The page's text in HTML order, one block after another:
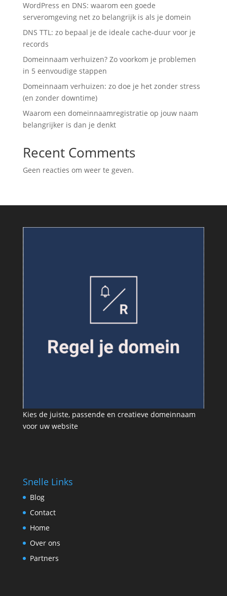
WordPress en DNS: waarom een goede
serveromgeving net zo belangrijk is als je domein
DNS TTL: zo bepaal je de ideale cache-duur voor je
records
Domeinnaam verhuizen? Zo voorkom je problemen
in 5 eenvoudige stappen
Domeinnaam verhuizen: zo doe je het zonder stress
(en zonder downtime)
Waarom een domeinnaamregistratie op jouw naam
belangrijker is dan je denkt
Recent Comments
Geen reacties om weer te geven.
Kies de juiste, passende en creatieve domeinnaam
voor uw website
Snelle Links
Blog
Contact
Home
Over ons
Partners